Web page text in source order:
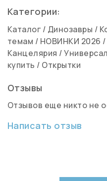
Категории:
Каталог / Динозавры /
темам / НОВИНКИ 2026 /
Канцелярия /
купить / Открытки
Отзывы
Отзывов еще никто не
Написать отзыв